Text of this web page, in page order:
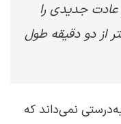
جدیدی را
از دو دقیقه طول
نمی‌داند که